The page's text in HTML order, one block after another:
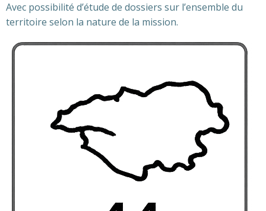
Avec possibilité d’étude de dossiers sur l’ensemble du
territoire selon la nature de la mission.